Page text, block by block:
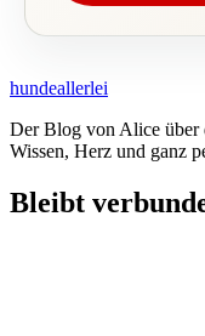
hundeallerlei
Der Blog von Alice über
Wissen, Herz und ganz
Bleibt